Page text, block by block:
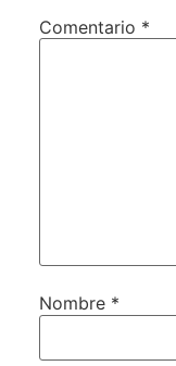
Comentario *
Nombre *